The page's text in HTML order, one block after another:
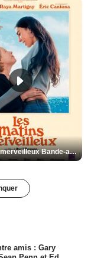
Les Matins merveilleux Bande-annonce VF
amis : Gary